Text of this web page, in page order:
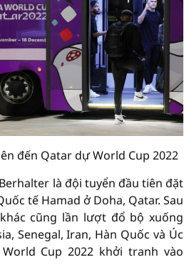
đến Qatar dự World Cup 2022
là đội tuyển đầu tiên đặt
tế Hamad ở Doha, Qatar. Sau
cũng lần lượt đổ bộ xuống
Senegal, Iran, Hàn Quốc và Úc
Cup 2022 khởi tranh vào